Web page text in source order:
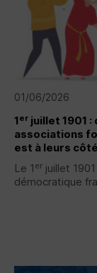
01/06/2026
1er juillet 1901 :
associations
est à leurs
Le 1 er juillet
démocratique